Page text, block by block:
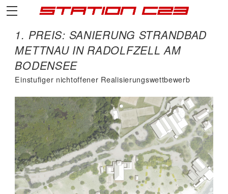
1. PREIS: SANIERUNG STRANDBAD
METTNAU IN RADOLFZELL AM
BODENSEE
Einstufiger nichtoffener Realisierungswettbewerb